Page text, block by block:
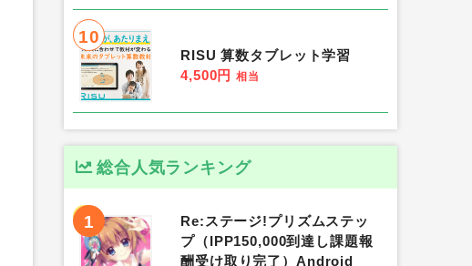
10
RISU 算数タブレット学習
4,500円 相当
総合人気ランキング
1
Re:ステージ!プリズムステッ
プ（IPP150,000到達し課題報
酬受け取り完了）Android